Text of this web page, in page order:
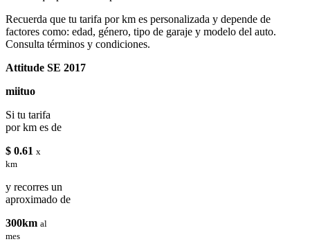
Recuerda que tu tarifa por km es personalizada y depende de
factores como: edad, género, tipo de garaje y modelo del auto.
Consulta términos y condiciones.
Attitude SE 2017
miituo
Si tu tarifa
por km es de
$ 0.61 x
km
y recorres un
aproximado de
300km al
mes